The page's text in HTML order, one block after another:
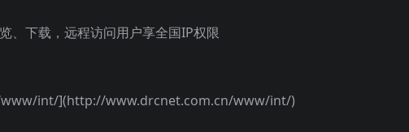
、下载，远程访问用户享全国IP权限
int/](http://www.drcnet.com.cn/www/int/)